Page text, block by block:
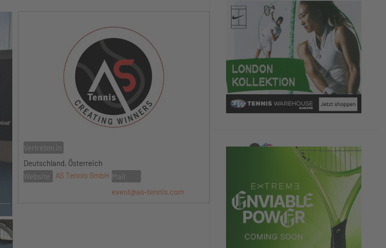
Vertreten in
Deutschland, Österreich
Website
AS Tennis GmbH Mail
event@as-tennis.com